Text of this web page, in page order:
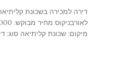
מיקום: שכונת קליתיאה סוג: